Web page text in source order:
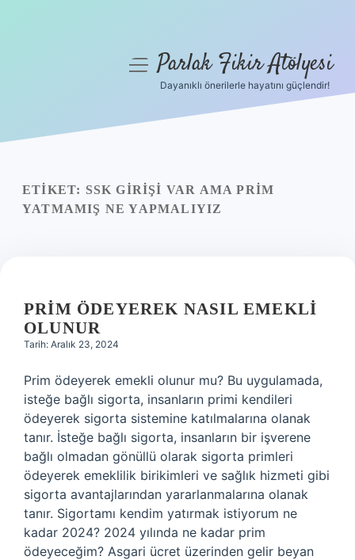
Yasal Uyarı
menüyüParlak Fikir Atölyesi
Dayanıklı önerilerle hayatını güçlendir!
ETIKET: SSK GIRIŞI VAR AMA PRIM
YATMAMIŞ NE YAPMALIYIZ
PRIM ÖDEYEREK NASIL EMEKLI
OLUNUR
Tarih: Aralık 23, 2024
Prim ödeyerek emekli olunur mu? Bu uygulamada,
isteğe bağlı sigorta, insanların primi kendileri
ödeyerek sigorta sistemine katılmalarına olanak
tanır. İsteğe bağlı sigorta, insanların bir işverene
bağlı olmadan gönüllü olarak sigorta primleri
ödeyerek emeklilik birikimleri ve sağlık hizmeti gibi
sigorta avantajlarından yararlanmalarına olanak
tanır. Sigortamı kendim yatırmak istiyorum ne
kadar 2024? 2024 yılında ne kadar prim
ödeyeceğim? Asgari ücret üzerinden gelir beyan